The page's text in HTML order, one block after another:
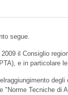
segue.
il Consiglio
e in particolare
"Norme Tecniche di